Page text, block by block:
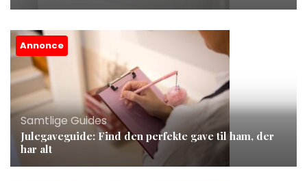
Annonce
Samtlige Guides
Julegaveguide: Find den perfekte gave til ham, der
har alt